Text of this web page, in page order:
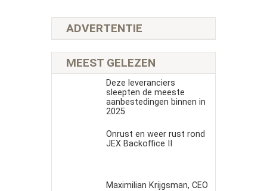
ADVERTENTIE
MEEST GELEZEN
Deze leveranciers
sleepten de meeste
aanbestedingen binnen in
2025
Onrust en weer rust rond
JEX Backoffice II
Maximilian Krijgsman, CEO